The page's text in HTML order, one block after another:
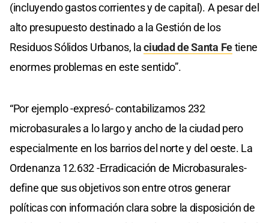
(incluyendo gastos corrientes y de capital). A pesar del
alto presupuesto destinado a la Gestión de los
Residuos Sólidos Urbanos, laciudad de Santa Fetiene
enormes problemas en este sentido”.
“Por ejemplo -expresó- contabilizamos 232
microbasurales a lo largo y ancho de la ciudad pero
especialmente en los barrios del norte y del oeste. La
Ordenanza 12.632 -Erradicación de Microbasurales-
define que sus objetivos son entre otros generar
políticas con información clara sobre la disposición de